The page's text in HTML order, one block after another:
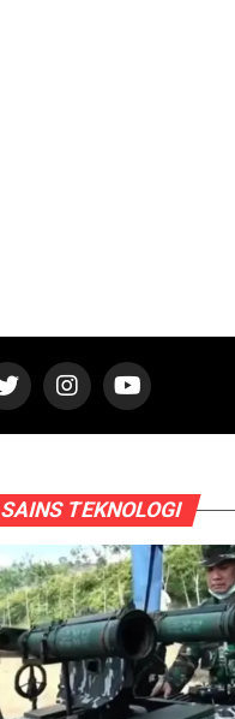
SAINS TEKNOLOGI